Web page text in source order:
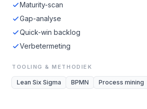
Maturity-scan
Gap-analyse
Quick-win backlog
Verbetermeting
TOOLING & METHODIEK
Lean Six Sigma BPMN Process mining